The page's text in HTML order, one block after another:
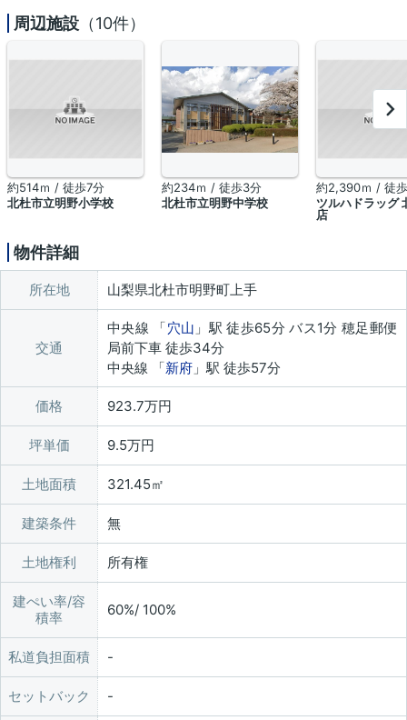
周辺施設 （10件）
約514ｍ / 徒歩7分
北杜市立明野小学校
約234ｍ / 徒歩3分
北杜市立明野中学校
約2,390ｍ / 徒
ツルハドラッグ
店
物件詳細
所在地 山梨県北杜市明野町上手
交通
中央線 「穴山 」駅 徒歩65分 バス1分 穂足郵便
局前下車 徒歩34分
中央線 「新府 」駅 徒歩57分
価格 923.7万円
坪単価 9.5万円
土地面積 321.45㎡
建築条件 無
土地権利 所有権
建ぺい率/容
積率
60%/ 100%
私道負担面積
セットバック